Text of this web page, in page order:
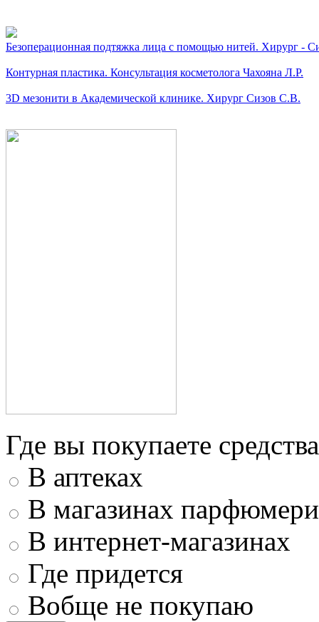
Безоперационная подтяжка лица с помощью нитей. Хирург -
Контурная пластика. Консультация косметолога Чахояна Л.Р.
3D мезонити в Академической клинике. Хирург Сизов С.В.
Где вы покупаете
В аптеках
В магазинах
В интернет-магазинах
Где придется
Вобще не покупаю